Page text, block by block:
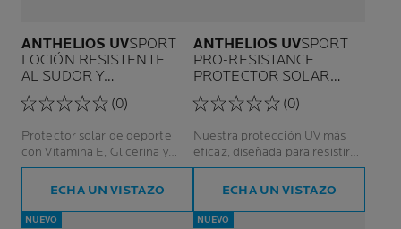
ANTHELIOS UVSPORT
LOCIÓN RESISTENTE
AL SUDOR Y
LA HUMEDAD
(0)
Protector solar de deporte
con Vitamina E, Glicerina y
Agua Termal de La Roche-
Posay.ECHA UN VISTAZO
ANTHELIOS UVSPORT
PRO-RESISTANCE
PROTECTOR SOLAR
STICK
SPF50+
(0)
Nuestra protección UV más
eficaz, diseñada para resistir
durante las actividades de alta
intensidad.
ECHA UN VISTAZO
NUEVO NUEVO